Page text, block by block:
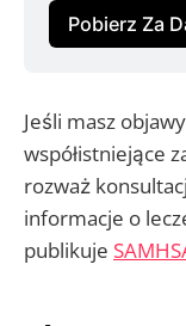
Pobierz Za
Jeśli masz
współistniejące
rozważ
informacje o
publikuje